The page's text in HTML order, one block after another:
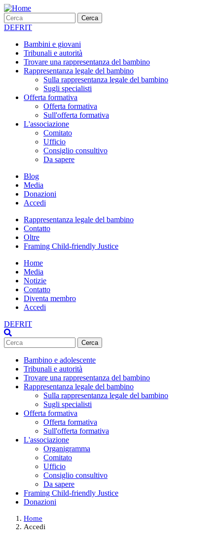
Salta
al
contenuto
Mobile
Cerca Cerca
DEFRIT
Bambini e giovani
Tribunali e autorità
Trovare una rappresentanza del bambino
Rappresentanza legale del bambino
Sulla rappresentanza legale del bambino
Sugli specialisti
Offerta formativa
Offerta formativa
Sull'offerta formativa
L'associazione
Comitato
Ufficio
Consiglio consultivo
Da sapere
Blog
Media
Donazioni
Accedi
Rappresentanza legale del bambino
Contatto
Oltre
Framing Child-friendly Justice
Meta
Navigation
Home
Media
Notizie
Contatto
Diventa membro
Accedi
DEFRIT
Cerca Cerca
Main
navigation
Bambino e adolescente
Tribunali e autorità
Trovare una rappresentanza del bambino
Rappresentanza legale del bambino
Sulla rappresentanza legale del bambino
Sugli specialisti
Offerta formativa
Offerta formativa
Sull'offerta formativa
L'associazione
Organigramma
Comitato
Ufficio
Consiglio consultivo
Da sapere
Framing Child-friendly Justice
Donazioni
Home
Accedi